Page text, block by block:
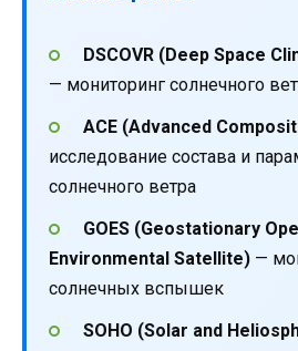
DSCOVR (Deep Space
— мониторинг солнечного
ACE (Advanced
исследование состава и
солнечного ветра
GOES (Geostationary
Environmental Satellite) —
солнечных вспышек
SOHO (Solar and